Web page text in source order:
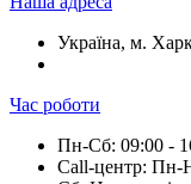
Україна, м.
Час роботи
Пн-Сб: 09:00 -
Call-центр: Пн-